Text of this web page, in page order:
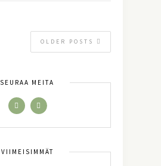
OLDER POSTS
SEURAA MEITÄ
VIIMEISIMMÄT